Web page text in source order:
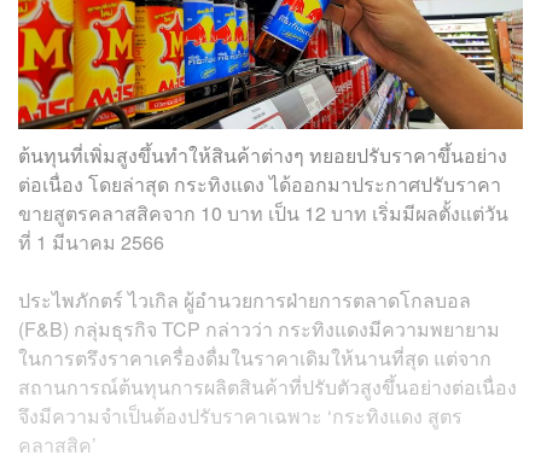
ต้นทุนที่เพิ่มสูงขึ้นทำให้สินค้าต่างๆ ทยอยปรับราคาขึ้นอย่าง
ต่อเนื่อง โดยล่าสุด กระทิงแดง ได้ออกมาประกาศปรับราคา
ขายสูตรคลาสสิคจาก 10 บาท เป็น 12 บาท เริ่มมีผลตั้งแต่วัน
ที่ 1 มีนาคม 2566
ประไพภักตร์ ไวเกิล ผู้อำนวยการฝ่ายการตลาดโกลบอล
(F&B) กลุ่มธุรกิจ TCP กล่าวว่า กระทิงแดงมีความพยายาม
ในการตรึงราคาเครื่องดื่มในราคาเดิมให้นานที่สุด แต่จาก
สถานการณ์ต้นทุนการผลิตสินค้าที่ปรับตัวสูงขึ้นอย่างต่อเนื่อง
จึงมีความจำเป็นต้องปรับราคาเฉพาะ ‘กระทิงแดง สูตร
คลาสสิค’